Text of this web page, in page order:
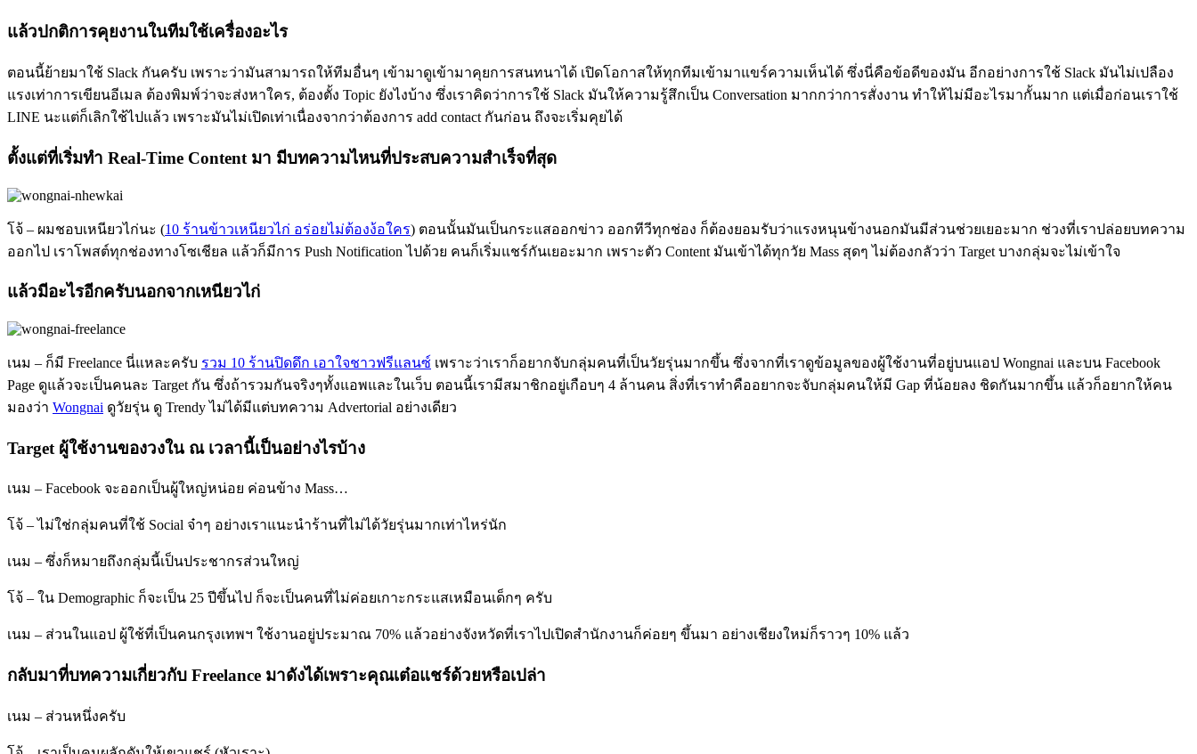
แล้วปกติการคุยงานในทีมใช้เครื่องอะไร
ตอนนี้ย้ายมาใช้ Slack กันครับ เพราะว่ามันสามารถให้ทีมอื่นๆ เข้ามาดูเข้ามาคุยการสนทนาได้ เปิดโอกาสให้ทุกทีมเข้ามาแขร์ความเห็นได้ ซึ่งนี่คือข้อดีของมัน อีกอย่างการใช้ Slack มันไม่เปลือง
แรงเท่าการเขียนอีเมล ต้องพิมพ์ว่าจะส่งหาใคร, ต้องตั้ง Topic ยังไงบ้าง ซึ่งเราคิดว่าการใช้ Slack มันให้ความรู้สึกเป็น Conversation มากกว่าการสั่งงาน ทำให้ไม่มีอะไรมากั้นมาก แต่เมื่อก่อนเราใช้
LINE นะแต่ก็เลิกใช้ไปแล้ว เพราะมันไม่เปิดเท่าเนื่องจากว่าต้องการ add contact กันก่อน ถึงจะเริ่มคุยได้
ตั้งแต่ที่เริ่มทำ Real-Time Content มา มีบทความไหนที่ประสบความสำเร็จที่สุด
โจ้ – ผมชอบเหนียวไก่นะ (10 ร้านข้าวเหนียวไก่ อร่อยไม่ต้องง้อใคร) ตอนนั้นมันเป็นกระแสออกข่าว ออกทีวีทุกช่อง ก็ต้องยอมรับว่าแรงหนุนข้างนอกมันมีส่วนช่วยเยอะมาก ช่วงที่เราปล่อยบทความ
ออกไป เราโพสต์ทุกช่องทางโซเชียล แล้วก็มีการ Push Notification ไปด้วย คนก็เริ่มแชร์กันเยอะมาก เพราะตัว Content มันเข้าได้ทุกวัย Mass สุดๆ ไม่ต้องกลัวว่า Target บางกลุ่มจะไม่เข้าใจ
แล้วมีอะไรอีกครับนอกจากเหนียวไก่
เนม – ก็มี Freelance นี่แหละครับ รวม 10 ร้านปิดดึก เอาใจชาวฟรีแลนซ์ เพราะว่าเราก็อยากจับกลุ่มคนที่เป็นวัยรุ่นมากขึ้น ซึ่งจากที่เราดูข้อมูลของผู้ใช้งานที่อยู่บนแอป Wongnai และบน Facebook
Page ดูแล้วจะเป็นคนละ Target กัน ซึ่งถ้ารวมกันจริงๆทั้งแอพและในเว็บ ตอนนี้เรามีสมาชิกอยู่เกือบๆ 4 ล้านคน สิ่งที่เราทำคืออยากจะจับกลุ่มคนให้มี Gap ที่น้อยลง ชิดกันมากขึ้น แล้วก็อยากให้คน
มองว่า Wongnai ดูวัยรุ่น ดู Trendy ไม่ได้มีแต่บทความ Advertorial อย่างเดียว
Target ผู้ใช้งานของวงใน ณ เวลานี้เป็นอย่างไรบ้าง
เนม – Facebook จะออกเป็นผู้ใหญ่หน่อย ค่อนข้าง Mass…
โจ้ – ไม่ใช่กลุ่มคนที่ใช้ Social จ๋าๆ อย่างเราแนะนำร้านที่ไม่ได้วัยรุ่นมากเท่าไหร่นัก
เนม – ซึ่งก็หมายถึงกลุ่มนี้เป็นประชากรส่วนใหญ่
โจ้ – ใน Demographic ก็จะเป็น 25 ปีขึ้นไป ก็จะเป็นคนที่ไม่ค่อยเกาะกระแสเหมือนเด็กๆ ครับ
เนม – ส่วนในแอป ผู้ใช้ที่เป็นคนกรุงเทพฯ ใช้งานอยู่ประมาณ 70% แล้วอย่างจังหวัดที่เราไปเปิดสำนักงานก็ค่อยๆ ขึ้นมา อย่างเชียงใหม่ก็ราวๆ 10% แล้ว
กลับมาที่บทความเกี่ยวกับ Freelance มาดังได้เพราะคุณเต๋อแชร์ด้วยหรือเปล่า
เนม – ส่วนหนึ่งครับ